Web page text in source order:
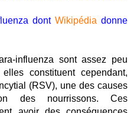
dont Wikipédia donne
influenza sont assez peu
constituent cependant,
(RSV), une des causes
des nourrissons. Ces